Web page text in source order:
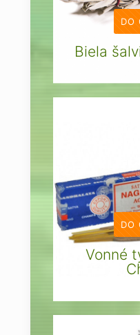
DO
Biela
DO
Vonné